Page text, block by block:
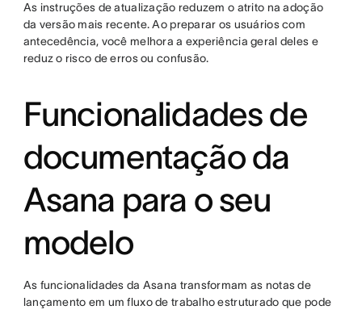
As instruções de atualização reduzem o atrito na adoção
da versão mais recente. Ao preparar os usuários com
antecedência, você melhora a experiência geral deles e
reduz o risco de erros ou confusão.
Funcionalidades de
documentação da
Asana para o seu
modelo
As funcionalidades da Asana transformam as notas de
lançamento em um fluxo de trabalho estruturado que pode